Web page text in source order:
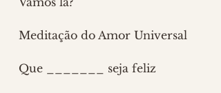
Meditação do Amor Universal
Que _______ seja feliz